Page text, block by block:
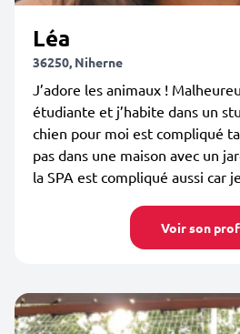
Léa
36250, Niherne
J’adore les animaux !
étudiante et j’habite dans un
chien pour moi est compliqué
pas dans une maison avec un
la SPA est compliqué aussi car
Voir son